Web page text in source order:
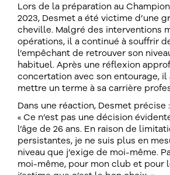
Lors de la préparation au
2023, Desmet a été victime d’une
cheville. Malgré des interventions
opérations, il a continué à souffrir
l’empêchant de retrouver son
habituel. Après une réflexion
concertation avec son entourage, il
mettre un terme à sa carrière
Dans une réaction, Desmet précise :
« Ce n’est pas une décision
l’âge de 26 ans. En raison de
persistantes, je ne suis plus en
niveau que j’exige de moi-même.
moi-même, pour mon club et pour